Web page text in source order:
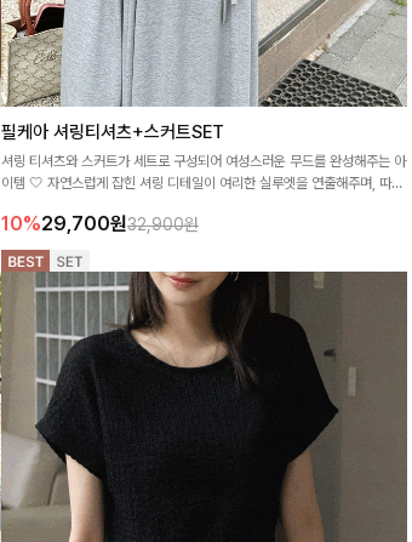
필케아 셔링티셔츠+스커트SET
셔링 티셔츠와 스커트가 세트로 구성되어 여성스러운 무드를 완성해주는 아
이템 🤍 자연스럽게 잡힌 셔링 디테일이 여리한 실루엣을 연출해주며, 따로
10%29,700원32,900원